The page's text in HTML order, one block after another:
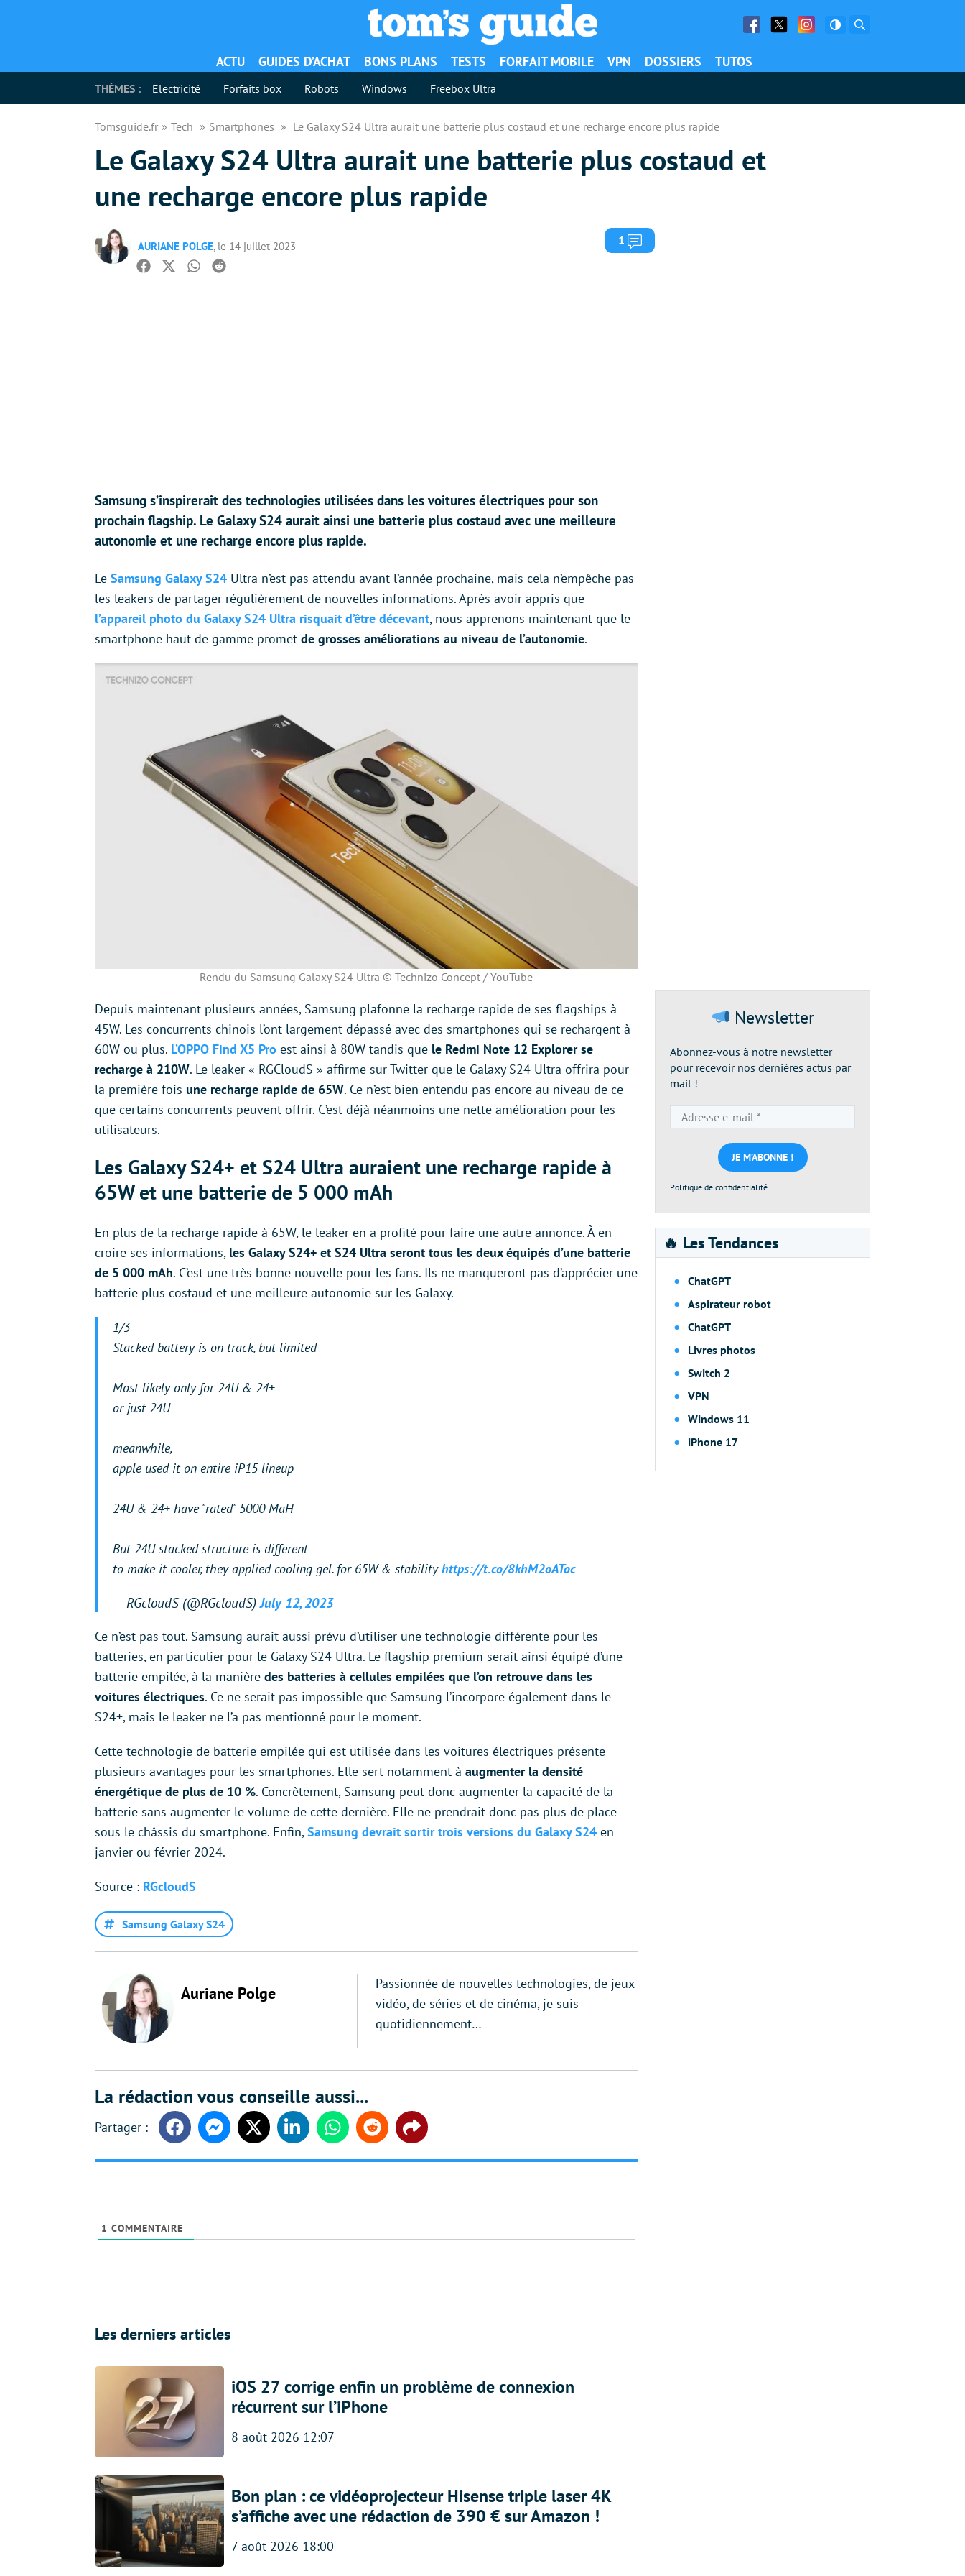
Facebook
Twitter Facebook
ACTU GUIDES D’ACHAT BONS PLANS TESTS FORFAIT MOBILE VPN DOSSIERS TUTOS
THÈMES : Electricité Forfaits box Robots Windows Freebox Ultra
Tomsguide.fr Tech Smartphones Le Galaxy S24 Ultra aurait une batterie plus costaud et une recharge encore plus rapide
Le Galaxy S24 Ultra aurait une batterie plus costaud et
une recharge encore plus rapide
AURIANE POLGE, le 14 juillet 2023 1 Commentaires
Facebook
TwitterWhatsapp
Reddit
Samsung s’inspirerait des technologies utilisées dans les voitures électriques pour son
prochain flagship. Le Galaxy S24 aurait ainsi une batterie plus costaud avec une meilleure
autonomie et une recharge encore plus rapide.
Le Samsung Galaxy S24 Ultra n’est pas attendu avant l’année prochaine, mais cela n’empêche pas
les leakers de partager régulièrement de nouvelles informations. Après avoir appris que
l’appareil photo du Galaxy S24 Ultra risquait d’être décevant, nous apprenons maintenant que le
smartphone haut de gamme promet de grosses améliorations au niveau de l’autonomie.
Rendu du Samsung Galaxy S24 Ultra © Technizo Concept / YouTube
Depuis maintenant plusieurs années, Samsung plafonne la recharge rapide de ses flagships à
45W. Les concurrents chinois l’ont largement dépassé avec des smartphones qui se rechargent à
60W ou plus. L’OPPO Find X5 Pro est ainsi à 80W tandis que le Redmi Note 12 Explorer se
recharge à 210W. Le leaker « RGCloudS » affirme sur Twitter que le Galaxy S24 Ultra offrira pour
la première fois une recharge rapide de 65W. Ce n’est bien entendu pas encore au niveau de ce
que certains concurrents peuvent offrir. C’est déjà néanmoins une nette amélioration pour les
utilisateurs.
Les Galaxy S24+ et S24 Ultra auraient une recharge rapide à
65W et une batterie de 5 000 mAh
En plus de la recharge rapide à 65W, le leaker en a profité pour faire une autre annonce. À en
croire ses informations, les Galaxy S24+ et S24 Ultra seront tous les deux équipés d’une batterie
de 5 000 mAh. C’est une très bonne nouvelle pour les fans. Ils ne manqueront pas d’apprécier une
batterie plus costaud et une meilleure autonomie sur les Galaxy.
1/3
Stacked battery is on track, but limited
Most likely only for 24U & 24+
or just 24U
meanwhile,
apple used it on entire iP15 lineup
24U & 24+ have "rated" 5000 MaH
But 24U stacked structure is different
to make it cooler, they applied cooling gel. for 65W & stabilityhttps://t.co/8khM2oAToc
— RGcloudS (@RGcloudS)July 12, 2023
Ce n’est pas tout. Samsung aurait aussi prévu d’utiliser une technologie différente pour les
batteries, en particulier pour le Galaxy S24 Ultra. Le flagship premium serait ainsi équipé d’une
batterie empilée, à la manière des batteries à cellules empilées que l’on retrouve dans les
voitures électriques. Ce ne serait pas impossible que Samsung l’incorpore également dans le
S24+, mais le leaker ne l’a pas mentionné pour le moment.
Cette technologie de batterie empilée qui est utilisée dans les voitures électriques présente
plusieurs avantages pour les smartphones. Elle sert notamment à augmenter la densité
énergétique de plus de 10 %. Concrètement, Samsung peut donc augmenter la capacité de la
batterie sans augmenter le volume de cette dernière. Elle ne prendrait donc pas plus de place
sous le châssis du smartphone. Enfin,Samsung devrait sortir trois versions du Galaxy S24 en
janvier ou février 2024.
Source : RGcloudS
Samsung Galaxy S24
Auriane Polge
Passionnée de nouvelles technologies, de jeux
vidéo, de séries et de cinéma, je suis
quotidiennement…
La rédaction vous conseille aussi...
FacebookMessengerTwitter LinkedinWhatsappReddit Share
1 COMMENTAIRE
Les derniers articles
iOS 27 corrige enfin un problème de connexion
récurrent sur l’iPhone
8 août 2026 12:07
Bon plan : ce vidéoprojecteur Hisense triple laser 4K
s’affiche avec une rédaction de 390 € sur Amazon !
7 août 2026 18:00
Newsletter
Abonnez-vous à notre newsletter
pour recevoir nos dernières actus par
mail !
e-
mail
*
Politique de confidentialité
🔥 Les Tendances
ChatGPT
Aspirateur robot
ChatGPT
Livres photos
Switch 2
VPN
Windows 11
iPhone 17